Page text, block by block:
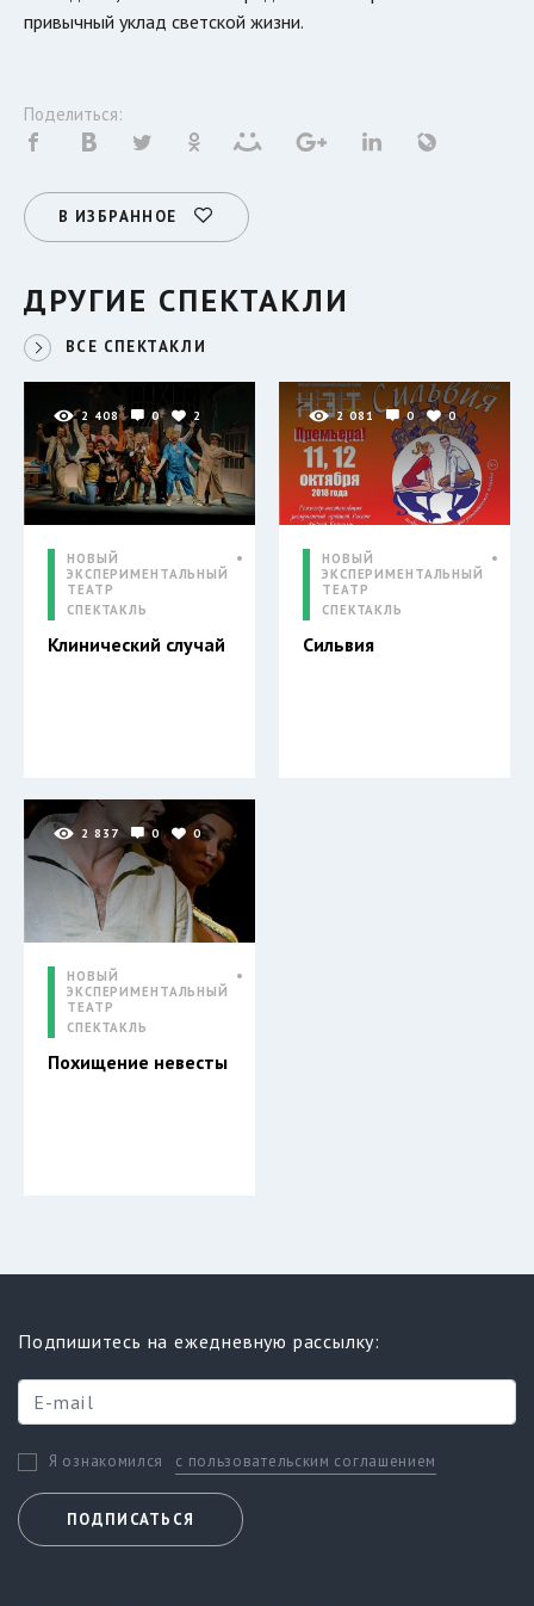
привычный уклад светской жизни.
Поделиться:
В ИЗБРАННОЕ
ДРУГИЕ СПЕКТАКЛИ
ВСЕ СПЕКТАКЛИ
2 408 0 2
НОВЫЙ
ЭКСПЕРИМЕНТАЛЬНЫЙ
ТЕАТР
СПЕКТАКЛЬ
Клинический случай
2 081 0 0
НОВЫЙ
ЭКСПЕРИМЕНТАЛЬНЫЙ
ТЕАТР
СПЕКТАКЛЬ
Сильвия
2 837 0 0
НОВЫЙ
ЭКСПЕРИМЕНТАЛЬНЫЙ
ТЕАТР
СПЕКТАКЛЬ
Похищение невесты
Подпишитесь на ежедневную рассылку:
Я ознакомился с пользовательским соглашением
ПОДПИСАТЬСЯ